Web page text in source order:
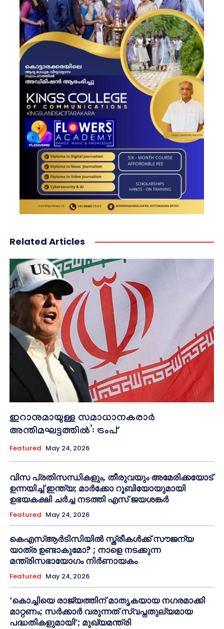
Related Articles
ഇറാനുമായുള്ള സമാധാനകരാർ
അന്തിമഘട്ടത്തിൽ‌’: ട്രംപ്
Featured May 24, 2026
വിസ പ്രതിസന്ധികളും, തീരുവയും അമേരിക്കയോട്
ഉന്നയിച്ച് ഇന്ത്യ; മാർക്കോ റൂബിയോയുമായി
ഉഭയകക്ഷി ചർച്ച നടത്തി എസ് ജയശങ്കർ
Featured May 24, 2026
കെഎസ്ആർടിസിയിൽ സ്ത്രീകൾക്ക് സൗജന്യ
യാത്ര ഉണ്ടാകുമോ? ; നാളെ നടക്കുന്ന
മന്ത്രിസഭായോഗം നിർണായകം
Featured May 24, 2026
‘കൊച്ചിയെ രാജ്യത്തിന് മാതൃകയായ നഗരമാക്കി
മാറ്റണം; സർക്കാർ വരുന്നത് സ്വപ്നതുല്യമായ
പദ്ധതികളുമായി’; മുഖ്യമന്ത്രി